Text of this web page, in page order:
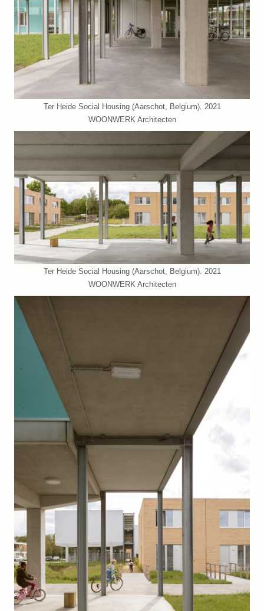
Ter Heide Social Housing (Aarschot, Belgium). 2021
WOONWERK Architecten
Ter Heide Social Housing (Aarschot, Belgium). 2021
WOONWERK Architecten